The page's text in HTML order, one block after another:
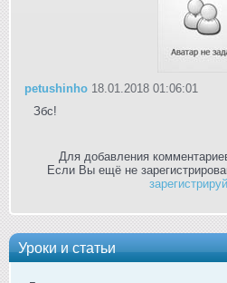
Уроки и статьи
petushinho 18.01.2018 01:06:01
Збс!
Для добавления
Если Вы ещё не